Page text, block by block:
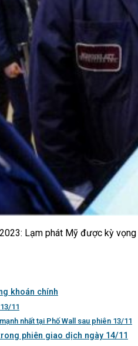
Lạm phát Mỹ được kỳ vọng
khoán chính
11
nhất tại Phố Wall sau phiên 13/11
phiên giao dịch ngày 14/11